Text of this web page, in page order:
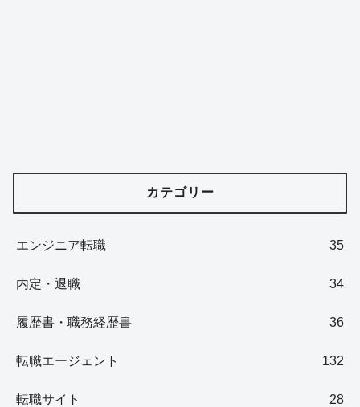
カテゴリー
エンジニア転職 35
内定・退職 34
履歴書・職務経歴書 36
転職エージェント 132
転職サイト 28